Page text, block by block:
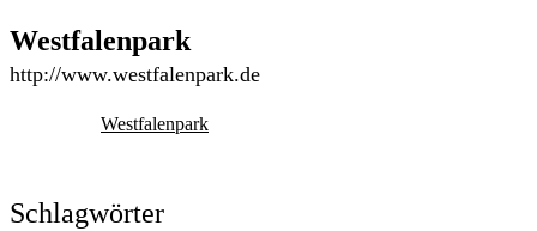
Westfalenpark
http://www.westfalenpark.de
Westfalenpark
Schlagwörter